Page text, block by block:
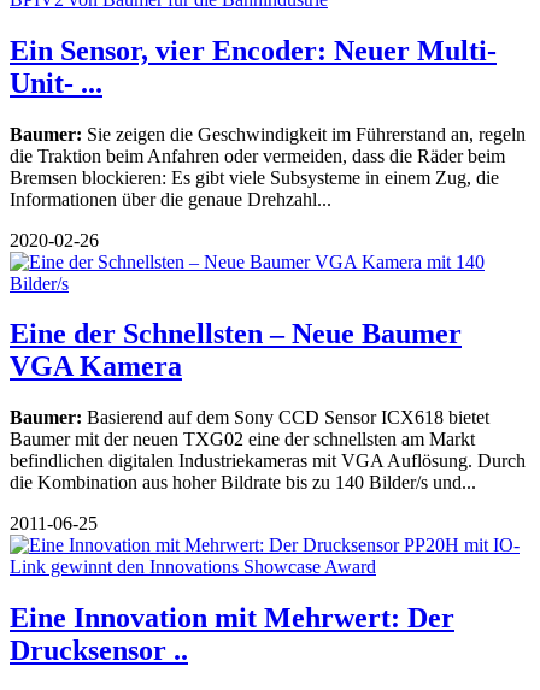
Ein Sensor, vier Encoder: Neuer Multi-
Unit- ...
Baumer: Sie zeigen die Geschwindigkeit im Führerstand an, regeln
die Traktion beim Anfahren oder vermeiden, dass die Räder beim
Bremsen blockieren: Es gibt viele Subsysteme in einem Zug, die
Informationen über die genaue Drehzahl...
2020-02-26
Eine der Schnellsten – Neue Baumer
VGA Kamera
Baumer: Basierend auf dem Sony CCD Sensor ICX618 bietet
Baumer mit der neuen TXG02 eine der schnellsten am Markt
befindlichen digitalen Industriekameras mit VGA Auflösung. Durch
die Kombination aus hoher Bildrate bis zu 140 Bilder/s und...
2011-06-25
Eine Innovation mit Mehrwert: Der
Drucksensor ..